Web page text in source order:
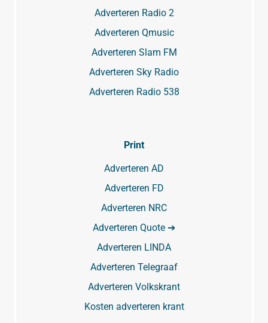
Adverteren Radio 2
Adverteren Qmusic
Adverteren Slam FM
Adverteren Sky Radio
Adverteren Radio 538
Print
Adverteren AD
Adverteren FD
Adverteren NRC
Adverteren Quote ➔
Adverteren LINDA
Adverteren Telegraaf
Adverteren Volkskrant
Kosten adverteren krant